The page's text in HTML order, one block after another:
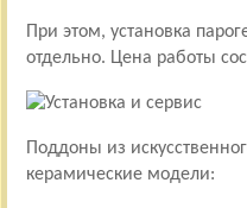
При этом, установка
отдельно. Цена работы
Поддоны из
керамические модели: